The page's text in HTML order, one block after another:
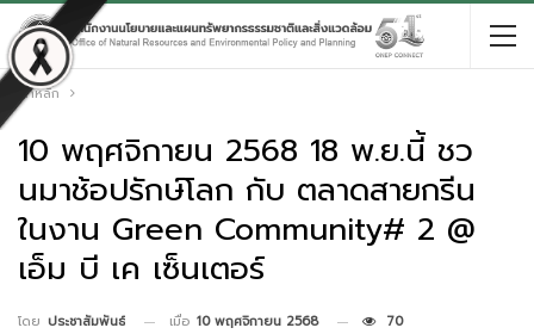
หน้าหลัก
10 พฤศจิกายน 2568 18 พ.ย.นี้ ชว
นมาช้อปรักษ์โลก กับ ตลาดสายกรีน
ในงาน Green Community# 2 @
เอ็ม บี เค เซ็นเตอร์
โดย ประชาสัมพันธ์ เมื่อ 10 พฤศจิกายน 2568 70